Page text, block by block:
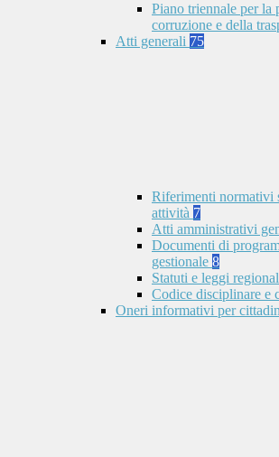
Piano triennale per la
corruzione e della
Atti generali 75
Riferimenti normativi
attività 7
Atti amministrativi
Documenti di
gestionale 8
Statuti e leggi
Codice disciplinare e
Oneri informativi per